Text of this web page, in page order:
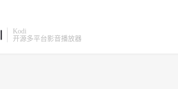
Kodi
开源多平台影音播放器